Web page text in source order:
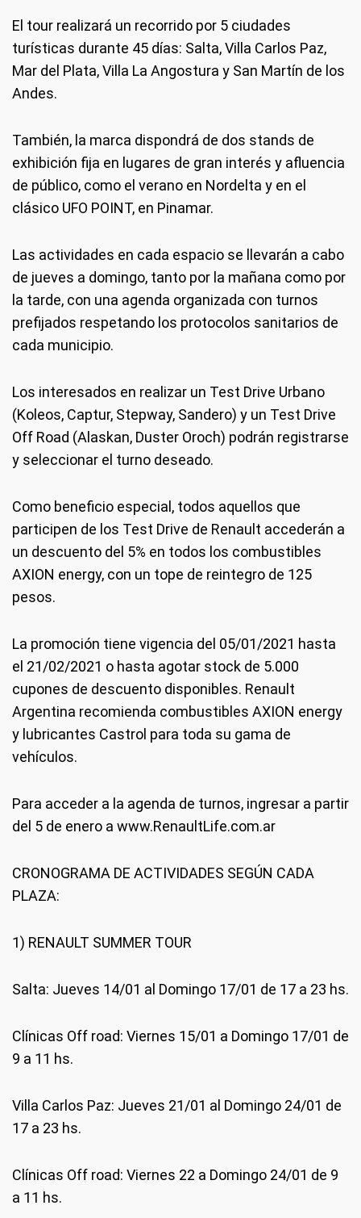
El tour realizará un recorrido por 5 ciudades
turísticas durante 45 días: Salta, Villa Carlos Paz,
Mar del Plata, Villa La Angostura y San Martín de los
Andes.
También, la marca dispondrá de dos stands de
exhibición fija en lugares de gran interés y afluencia
de público, como el verano en Nordelta y en el
clásico UFO POINT, en Pinamar.
Las actividades en cada espacio se llevarán a cabo
de jueves a domingo, tanto por la mañana como por
la tarde, con una agenda organizada con turnos
prefijados respetando los protocolos sanitarios de
cada municipio.
Los interesados en realizar un Test Drive Urbano
(Koleos, Captur, Stepway, Sandero) y un Test Drive
Off Road (Alaskan, Duster Oroch) podrán registrarse
y seleccionar el turno deseado.
Como beneficio especial, todos aquellos que
participen de los Test Drive de Renault accederán a
un descuento del 5% en todos los combustibles
AXION energy, con un tope de reintegro de 125
pesos.
La promoción tiene vigencia del 05/01/2021 hasta
el 21/02/2021 o hasta agotar stock de 5.000
cupones de descuento disponibles. Renault
Argentina recomienda combustibles AXION energy
y lubricantes Castrol para toda su gama de
vehículos.
Para acceder a la agenda de turnos, ingresar a partir
del 5 de enero a www.RenaultLife.com.ar
CRONOGRAMA DE ACTIVIDADES SEGÚN CADA
PLAZA:
1) RENAULT SUMMER TOUR
Salta: Jueves 14/01 al Domingo 17/01 de 17 a 23 hs.
Clínicas Off road: Viernes 15/01 a Domingo 17/01 de
9 a 11 hs.
Villa Carlos Paz: Jueves 21/01 al Domingo 24/01 de
17 a 23 hs.
Clínicas Off road: Viernes 22 a Domingo 24/01 de 9
a 11 hs.